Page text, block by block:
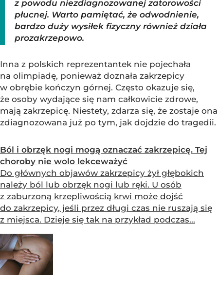
z powodu niezdiagnozowanej zatorowości
płucnej. Warto pamiętać, że odwodnienie,
bardzo duży wysiłek fizyczny również działa
prozakrzepowo.
Inna z polskich reprezentantek nie pojechała
na olimpiadę, ponieważ doznała zakrzepicy
w obrębie kończyn górnej. Często okazuje się,
że osoby wydające się nam całkowicie zdrowe,
mają zakrzepicę. Niestety, zdarza się, że zostaje ona
zdiagnozowana już po tym, jak dojdzie do tragedii.
Ból i obrzęk nogi mogą oznaczać zakrzepicę. Tej
choroby nie wolo lekceważyć
Do głównych objawów zakrzepicy żył głębokich
należy ból lub obrzęk nogi lub ręki. U osób
z zaburzoną krzepliwością krwi może dojść
do zakrzepicy, jeśli przez długi czas nie ruszają się
z miejsca. Dzieje się tak na przykład podczas...